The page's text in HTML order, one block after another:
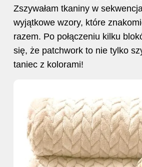
Zszywałam tkaniny w
wyjątkowe wzory, które
razem. Po połączeniu kilku
się, że patchwork to nie tylko
taniec z kolorami!